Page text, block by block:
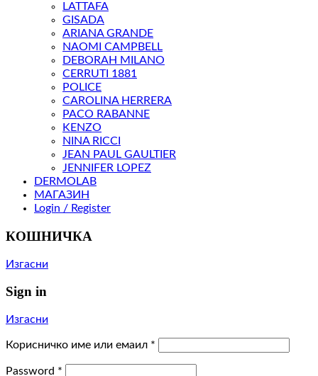
LATTAFA
GISADA
ARIANA GRANDE
NAOMI CAMPBELL
DEBORAH MILANO
CERRUTI 1881
POLICE
CAROLINA HERRERA
PACO RABANNE
KENZO
NINA RICCI
JEAN PAUL GAULTIER
JENNIFER LOPEZ
DERMOLAB
МАГАЗИН
Login / Register
КОШНИЧКА
Изгасни
Sign in
Изгасни
Корисничко име или емаил *
Password *